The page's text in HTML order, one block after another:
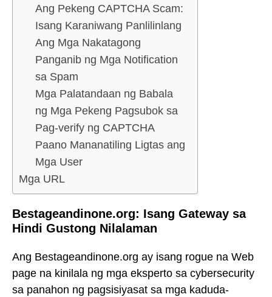
Ang Pekeng CAPTCHA Scam:
Isang Karaniwang Panlilinlang
Ang Mga Nakatagong
Panganib ng Mga Notification
sa Spam
Mga Palatandaan ng Babala
ng Mga Pekeng Pagsubok sa
Pag-verify ng CAPTCHA
Paano Mananatiling Ligtas ang
Mga User
Mga URL
Bestageandinone.org: Isang Gateway sa
Hindi Gustong Nilalaman
Ang Bestageandinone.org ay isang rogue na Web
page na kinilala ng mga eksperto sa cybersecurity
sa panahon ng pagsisiyasat sa mga kaduda-